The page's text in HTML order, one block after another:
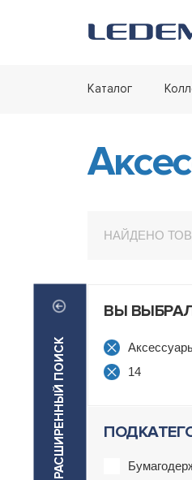
Каталог
НАЙДЕНО
РАСШИРЕННЫЙ ПОИСК
ВЫ
14